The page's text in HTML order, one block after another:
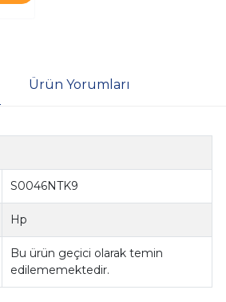
Ürün Yorumları
S0046NTK9
Hp
Bu ürün geçici olarak temin
edilememektedir.